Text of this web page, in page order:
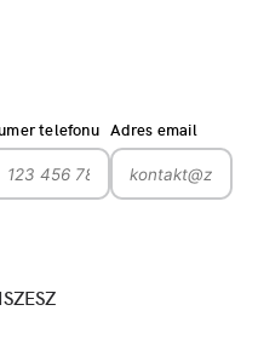
telefonu Adres email